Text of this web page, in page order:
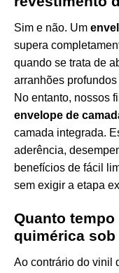
Sim e não. Um
supera
quando se trata de
arranhões
No entanto, nossos
envelope de
camada integrada.
aderência,
benefícios de fácil
sem exigir a etapa
Quanto tempo
quimérica
Ao contrário do vinil